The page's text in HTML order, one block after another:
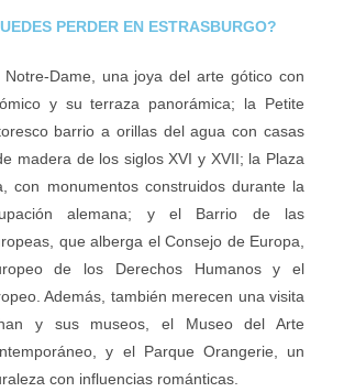
PERDER EN ESTRASBURGO?
Dame, una joya del arte gótico con
y su terraza panorámica; la Petite
barrio a orillas del agua con casas
madera de los siglos XVI y XVII; la Plaza
con monumentos construidos durante la
alemana; y el Barrio de las
que alberga el Consejo de Europa,
de los Derechos Humanos y el
Además, también merecen una visita
y sus museos, el Museo del Arte
y el Parque Orangerie, un
con influencias románticas.